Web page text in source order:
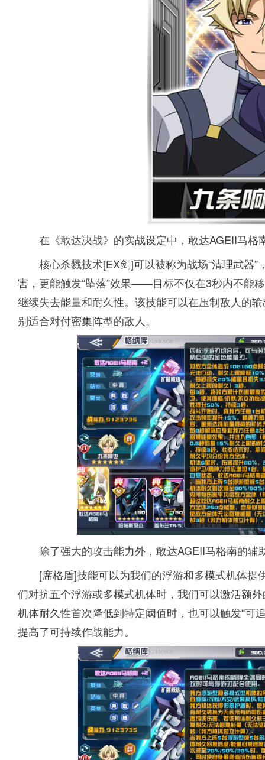
在《敢达决战》的实战设定中，敢达AGEII马格
核心杀戮技术[EX剑]可以被称为战场“清理武器
害，更能触发“坠落”效果——目标不仅在3秒内不能
继续失去能量和耐久性。该技能可以在压制敌人的
别适合对付密集阵型的敌人。
除了强大的攻击能力外，敢达AGEII马格南的辅
[席格盾]技能可以为我们的浮游和多模式机体
们对抗五个浮游或多模式机体时，我们可以激活额
机体耐久性首次降低到特定阈值时，也可以触发“可
提高了可持续作战能力。